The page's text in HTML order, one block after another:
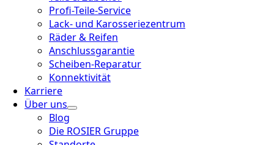
Profi-Teile-Service
Lack- und Karosseriezentrum
Räder & Reifen
Anschlussgarantie
Scheiben-Reparatur
Konnektivität
Karriere
Über uns
Blog
Die ROSIER Gruppe